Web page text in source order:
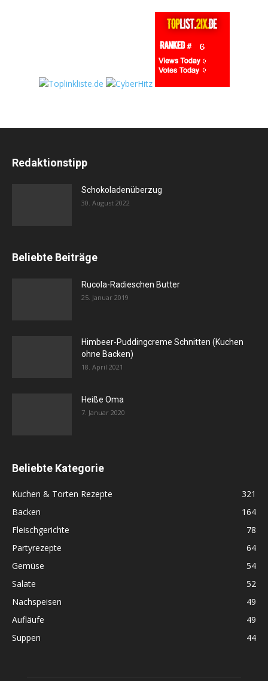
Redaktionstipp
Schokoladenüberzug
30. August 2022
Beliebte Beiträge
Rucola-Radieschen Butter
25. Januar 2019
Himbeer-Puddingcreme Schnitten (Kuchen
ohne Backen)
18. April 2021
Heiße Oma
7. Januar 2020
Beliebte Kategorie
Kuchen & Torten Rezepte
321
Backen
164
Fleischgerichte
78
Partyrezepte
64
Gemüse
54
Salate
52
Nachspeisen
49
Aufläufe
49
Suppen
44